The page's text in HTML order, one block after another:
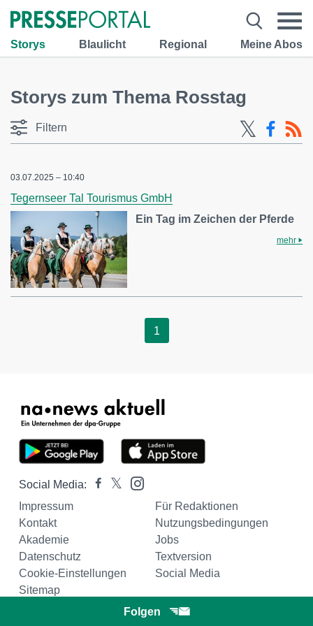
Storys Blaulicht Regional Meine Abos
Storys zum Thema Rosstag
Folgen
Filtern
03.07.2025 – 10:40
Tegernseer Tal Tourismus GmbH
Ein Tag im Zeichen der Pferde
mehr
1
Social Media:
Impressum
Für Redaktionen
Kontakt
Nutzungsbedingungen
Akademie
Jobs
Datenschutz
Textversion
Cookie-Einstellungen
Social Media
Sitemap